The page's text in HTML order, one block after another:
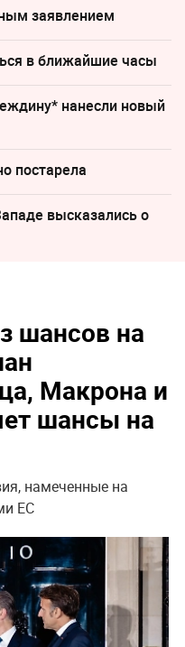
заявлением
в ближайшие часы
нанесли новый
постарела
высказались о
шансов на
Макрона и
шансы на
намеченные на
ЕС